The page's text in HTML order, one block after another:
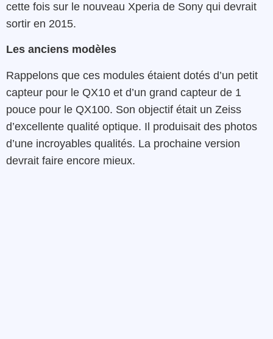
cette fois sur le nouveau Xperia de Sony qui devrait
sortir en 2015.
Les anciens modèles
Rappelons que ces modules étaient dotés d’un petit
capteur pour le QX10 et d’un grand capteur de 1
pouce pour le QX100. Son objectif était un Zeiss
d’excellente qualité optique. Il produisait des photos
d’une incroyables qualités. La prochaine version
devrait faire encore mieux.